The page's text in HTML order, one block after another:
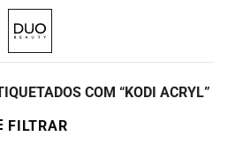
COM “KODI ACRYL”
FILTRAR